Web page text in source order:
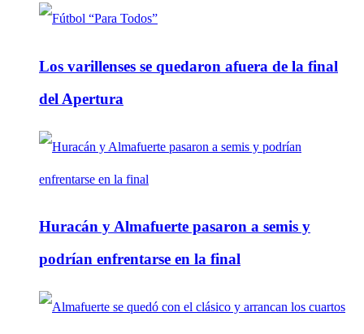
Los varillenses se quedaron afuera de la final
del Apertura
Huracán y Almafuerte pasaron a semis y
podrían enfrentarse en la final